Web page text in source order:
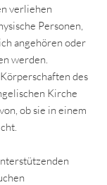
verliehen
Personen,
angehören oder
werden.
des
Kirche
ob sie in einem